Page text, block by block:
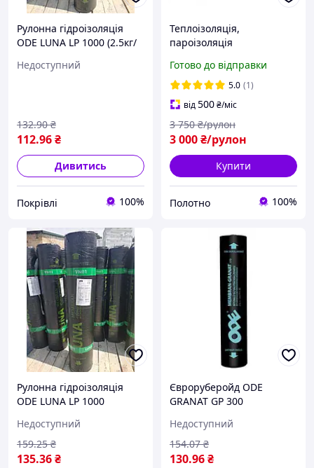
Рулонна гідроізоляція
ODE LUNA LP 1000 (2.5кг/
ЕПП 10м.кв
Недоступний
112.96₴
132.90 ₴
Дивитись
Покрівлі 100%
Теплоізоляція,
пароізоляція
конструкцій будівель
ламінована 5 мм (50 м.кв/
рулон)
Готово до відправки
5.0 (1)
від500₴/міс
3 000₴/рулон
3 750 ₴/рулон
Купити
Полотно 100%
Рулонна гідроізоляція
ODE LUNA LP 1000
Бікроеласт ЕКП сл.сірий
10м.кв
Недоступний
135.36₴
159.25 ₴
Євроруберойд ODE
GRANAT GP 300
Недоступний
130.96₴
154.07 ₴